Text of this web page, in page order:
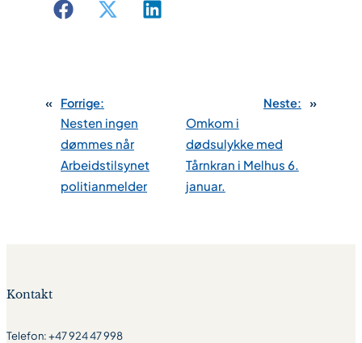
« Forrige:
Nesten ingen
dømmes når
Arbeidstilsynet
politianmelder
Neste:
Omkom i
dødsulykke med
Tårnkran i Melhus 6.
januar.
»
Kontakt
Telefon: +47 924 47 998